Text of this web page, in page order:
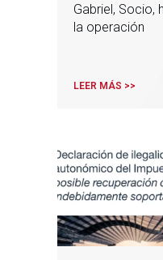
Gabriel, Socio,
la operación
LEER MÁS >>